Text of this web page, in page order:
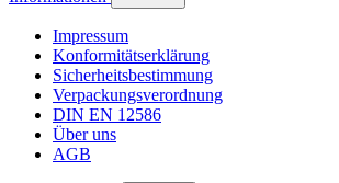
Impressum
Konformitätserklärung
Sicherheitsbestimmung
Verpackungsverordnung
DIN EN 12586
Über uns
AGB